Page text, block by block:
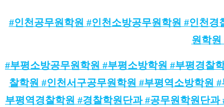
#인천공무원학원 #인천소방공무원학원 #인천
원학원
#부평소방공무원학원 #부평소방학원 #부평경찰
찰학원 #인천서구공무원학원 #부평역소방학원
부평역경찰학원 #경찰학원단과 #공무원학원단